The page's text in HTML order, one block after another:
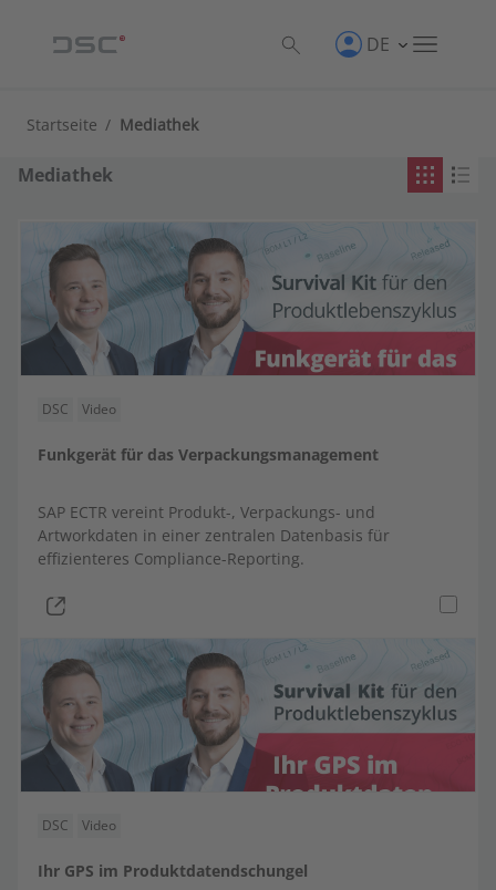
DE
Startseite / Mediathek
Mediathek
DSC Video
Funkgerät für das Verpackungsmanagement
SAP ECTR vereint Produkt-, Verpackungs- und
Artworkdaten in einer zentralen Datenbasis für
effizienteres Compliance-Reporting.
DSC Video
Ihr GPS im Produktdatendschungel
CROSS·POINT
Direktintegrationen
Factory Control Center | FCTR
LINKWAY
SAP PPG
Werkerinformationssystem | WIS